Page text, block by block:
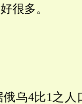
很多。
乌4比1之人